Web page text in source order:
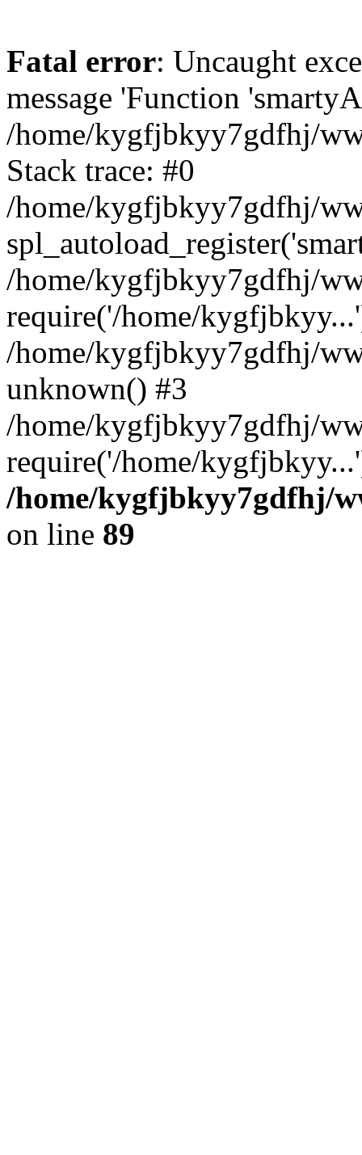
Fatal error: Uncaught
message 'Function
/home/kygfjbkyy7gdfhj/
Stack trace: #0
/home/kygfjbkyy7gdfhj/
/home/kygfjbkyy7gdfhj/
require('/home/
/home/kygfjbkyy7gdfhj/
unknown() #3
/home/kygfjbkyy7gdfhj/
require('/home/
/home/kygfjbkyy7gdfhj/
on line 89